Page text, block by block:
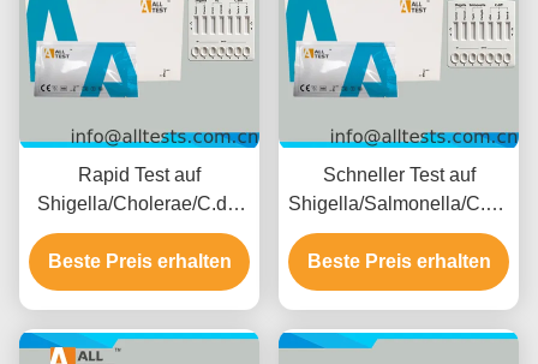
Rapid Test auf
Shigella/Cholerae/C.diff
bei bakteriellem Durchfall
mit einer Lesezeit von 10
Minuten, CE-Zertifiziert
Beste Preis erhalten
Schneller Test auf
Shigella/Salmonella/C.diff
bei bakteriellem Durchfall
mit schnellen
Ergebnissen in 10
Genauigkeit und
Beste Preis erhalten